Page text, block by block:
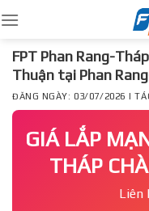
to
content
FPT Phan Rang-
Thuận tại Phan
ĐĂNG NGÀY: 03/07/2026 |
GIÁ LẮP
THÁP
Liên